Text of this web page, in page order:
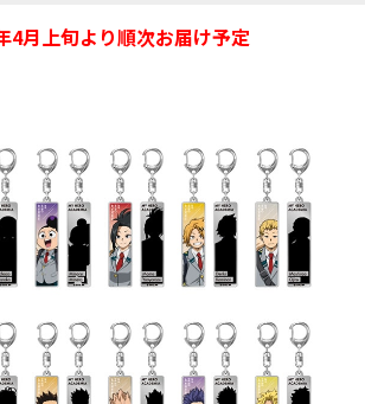
2026
と 夏の園遊会2026
ージ＆ユニフォーム
4月上旬より順次お届け予定